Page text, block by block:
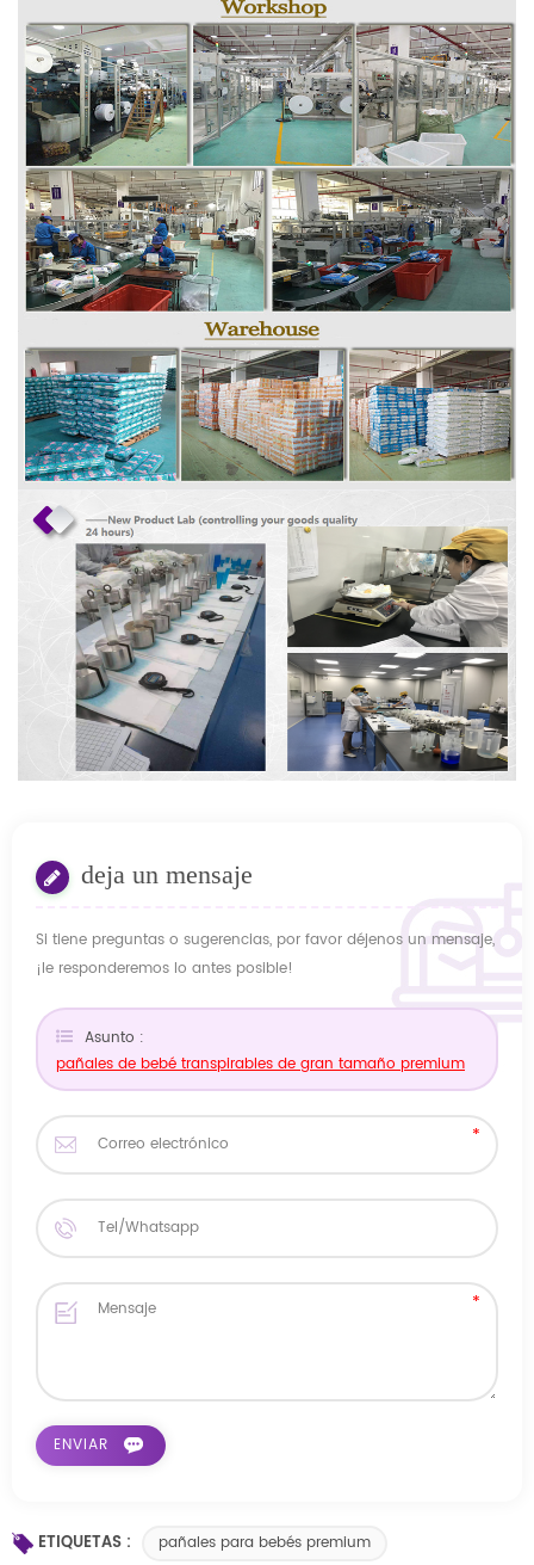
deja un mensaje
Si tiene preguntas o sugerencias, por favor déjenos un mensaje,
¡le responderemos lo antes posible!
Asunto :
pañales de bebé transpirables de gran tamaño premium
ETIQUETAS :
pañales para bebés premium